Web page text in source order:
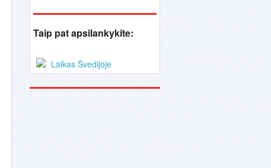
Taip pat apsilankykite:
Laikas Švedijoje